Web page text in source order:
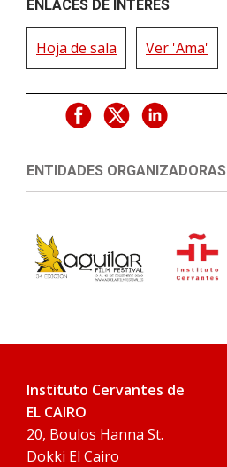
ENLACES DE INTERÉS
Hoja de sala Ver 'Ama'
ENTIDADES ORGANIZADORAS
Instituto Cervantes de
EL CAIRO
20, Boulos Hanna St.
Dokki El Cairo